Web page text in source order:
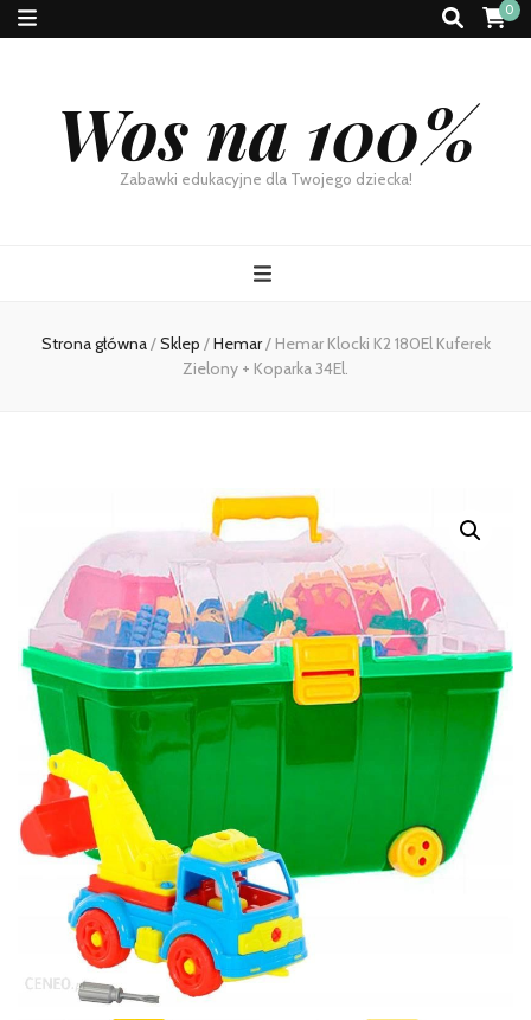
0
Wos na 100%
Zabawki edukacyjne dla Twojego dziecka!
Strona główna/Sklep /Hemar/ Hemar Klocki K2 180El Kuferek
Zielony + Koparka 34El.